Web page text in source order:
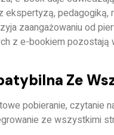
ekspertyzą, pedagogiką,
zaangażowaniu od
z e-bookiem
Ze
pobieranie, czytanie
ze wszystkimi